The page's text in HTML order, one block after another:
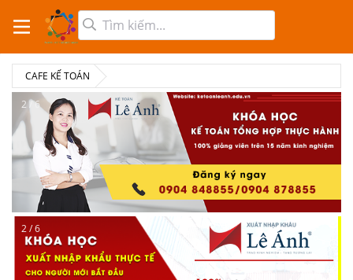
CAFE KẾ TOÁN
2 / 6
2 / 6